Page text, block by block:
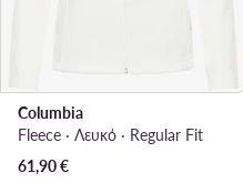
Columbia
Fleece · Λευκό · Regular Fit
61,90€